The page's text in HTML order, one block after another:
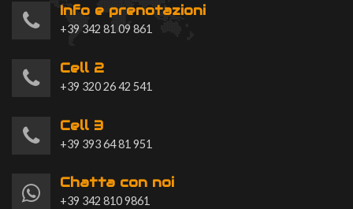
Info e prenotazioni
+39 342 81 09 861
Cell 2
+39 320 26 42 541
Cell 3
+39 393 64 81 951
Chatta con noi
+39 342 810 9861